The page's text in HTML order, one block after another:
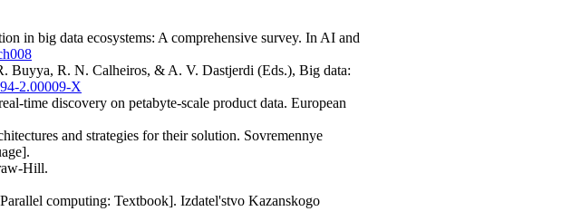
in big data ecosystems: A comprehensive survey. In AI and
Buyya, R. N. Calheiros, & A. V. Dastjerdi (Eds.), Big data:
2.00009-X
time discovery on petabyte-scale product data. European
and strategies for their solution. Sovremennye
Hill.
computing: Textbook]. Izdatel'stvo Kazanskogo